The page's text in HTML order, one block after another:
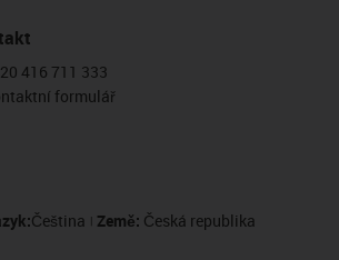
416 711 333
formulář
Čeština Země: Česká republika